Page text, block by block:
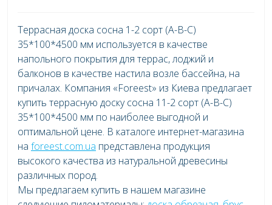
Террасная доска сосна 1-2 сорт (А-В-С)
35*100*4500 мм используется в качестве
напольного покрытия для террас, лоджий и
балконов в качестве настила возле бассейна, на
причалах. Компания «Foreest» из Киева предлагает
купить террасную доску сосна 11-2 сорт (А-В-С)
35*100*4500 мм по наиболее выгодной и
оптимальной цене. В каталоге интернет-магазина
на foreest.com.ua представлена продукция
высокого качества из натуральной древесины
различных пород.
Мы предлагаем купить в нашем магазине